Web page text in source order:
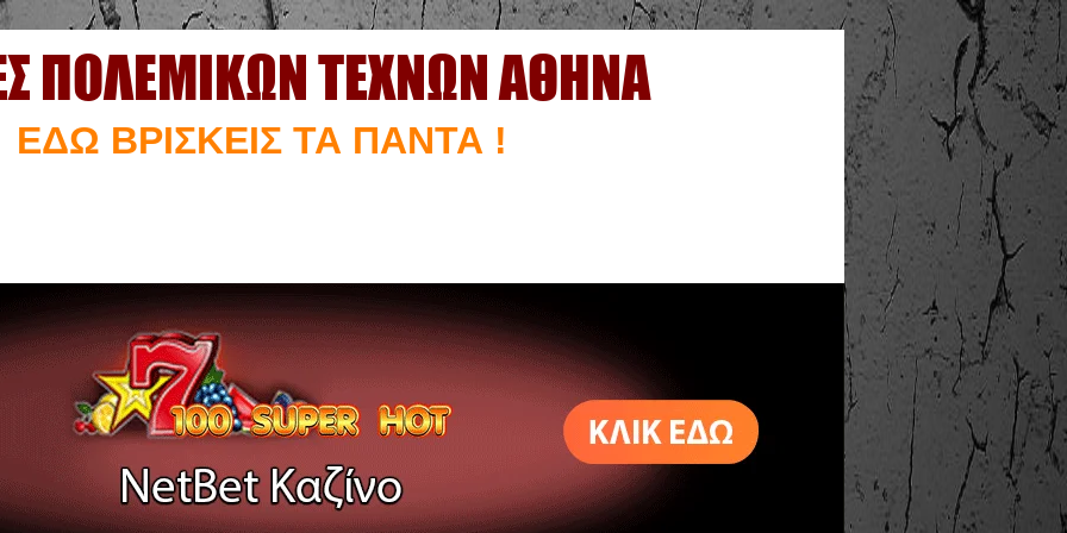
ΠΟΛΕΜΙΚΩΝ ΤΕΧΝΩΝ ΑΘΗΝΑ
ΕΔΩ ΒΡΙΣΚΕΙΣ ΤΑ ΠΑΝΤΑ !